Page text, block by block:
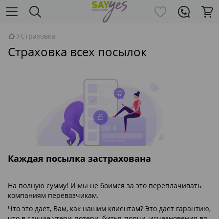
Страховка
Страховка всех посылок
Каждая посылка застрахована
На полную сумму! И мы не боимся за это переплачивать
компаниям перевозчикам.
Что это дает, Вам, как нашим клиентам? Это дает гарантию,